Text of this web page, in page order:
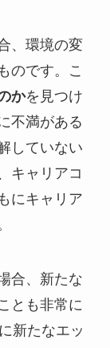
、環境の変
のです。こ
かを見つけ
不満がある
していない
キャリアコ
にキャリア
合、新たな
とも非常に
新たなエッ